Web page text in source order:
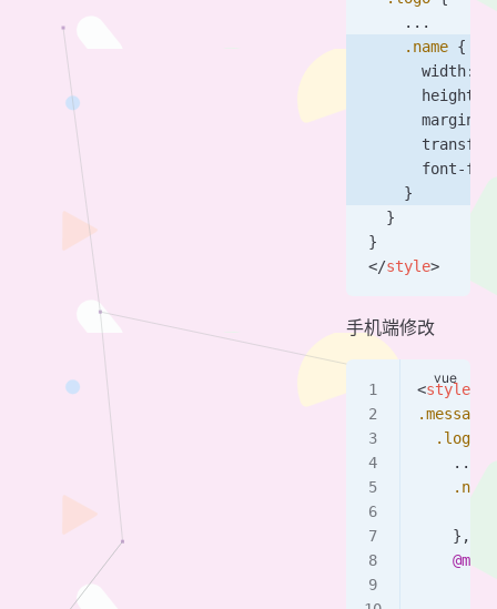
    ...
    .name
{
      width:
      height:
margin-
font-
    }
  }
}
</style>
手机端修改
<style
.message
  .logo
    ...
    .name
    },